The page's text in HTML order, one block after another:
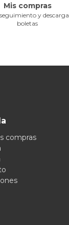
Mis compras
y descarga
boletas
compras